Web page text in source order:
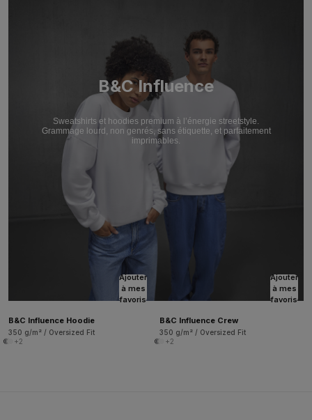
B&C Influence
Sweatshirts et hoodies premium à l’énergie streetstyle.
Grammage lourd, non genrés, sans étiquette, et parfaitement
imprimables.
Ajouter
à mes
favoris
B&C Influence Hoodie
350 g/m² / Oversized Fit
+2
Ajouter
à mes
favoris
B&C Influence Crew
350 g/m² / Oversized Fit
+2